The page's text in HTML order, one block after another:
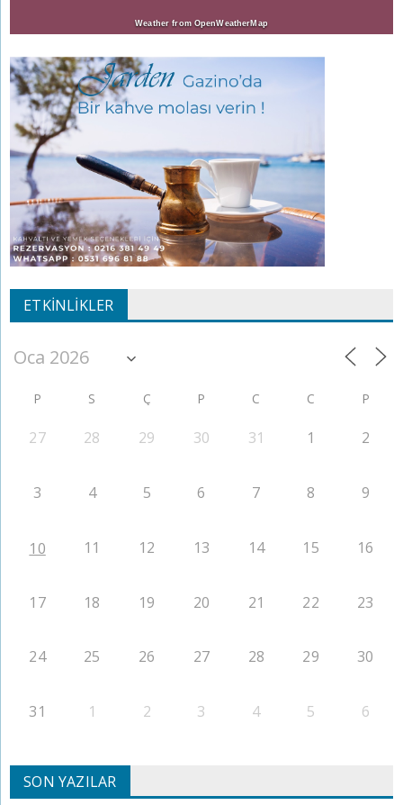
Weather from OpenWeatherMap
ETKINLIKLER
P S Ç P C C P
27 28 29 30 31 1 2
3 4 5 6 7 8 9
10 11 12 13 14 15 16
17 18 19 20 21 22 23
24 25 26 27 28 29 30
31 1 2 3 4 5 6
SON YAZILAR